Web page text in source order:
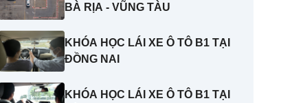
BÀ RỊA - VŨNG TÀU
KHÓA HỌC LÁI XE Ô TÔ B1 TẠI
ĐỒNG NAI
KHÓA HỌC LÁI XE Ô TÔ B1 TẠI